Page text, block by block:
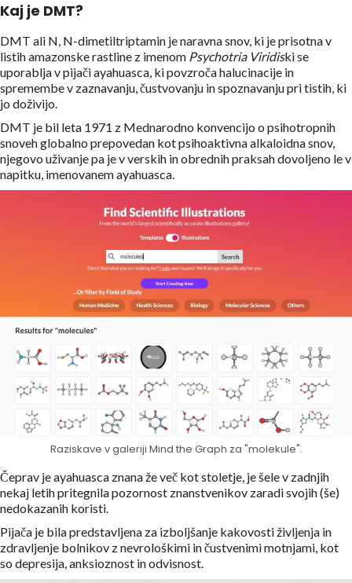
Kaj je DMT?
DMT ali N, N-dimetiltriptamin je naravna snov, ki je prisotna v
listih amazonske rastline z imenom Psychotria Viridiski se
uporablja v pijači ayahuasca, ki povzroča halucinacije in
spremembe v zaznavanju, čustvovanju in spoznavanju pri tistih, ki
jo doživijo.
DMT je bil leta 1971 z Mednarodno konvencijo o psihotropnih
snoveh globalno prepovedan kot psihoaktivna alkaloidna snov,
njegovo uživanje pa je v verskih in obrednih praksah dovoljeno le v
napitku, imenovanem ayahuasca.
Raziskave v galeriji Mind the Graph za "molekule".
Čeprav je ayahuasca znana že več kot stoletje, je šele v zadnjih
nekaj letih pritegnila pozornost znanstvenikov zaradi svojih (še)
nedokazanih koristi.
Pijača je bila predstavljena za izboljšanje kakovosti življenja in
zdravljenje bolnikov z nevrološkimi in čustvenimi motnjami, kot
so depresija, anksioznost in odvisnost.